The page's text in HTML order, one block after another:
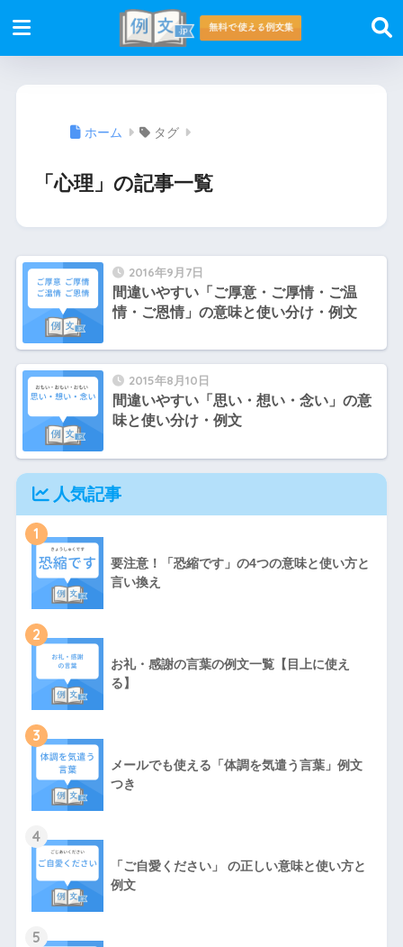
ホーム タグ
「心理」の記事一覧
2016年9月7日
間違いやすい「ご厚意・ご厚情・ご温
情・ご恩情」の意味と使い分け・例文
2015年8月10日
間違いやすい「思い・想い・念い」の意
味と使い分け・例文
人気記事
1
要注意！「恐縮です」の4つの意味と使い方と
言い換え
2
お礼・感謝の言葉の例文一覧【目上に使え
る】
3
メールでも使える「体調を気遣う言葉」例文
つき
4
「ご自愛ください」 の正しい意味と使い方と
例文
5